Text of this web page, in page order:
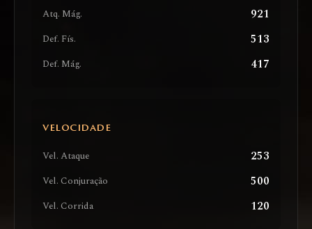
Atq. Mág. 921
Def. Fís. 513
Def. Mág. 417
VELOCIDADE
Vel. Ataque 253
Vel. Conjuração 500
Vel. Corrida 120